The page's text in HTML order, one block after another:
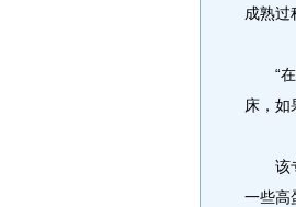
成熟过
“在
床，如
该专
一些高